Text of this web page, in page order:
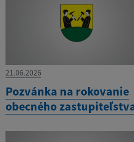
21.06.2026
Pozvánka na rokovanie
obecného